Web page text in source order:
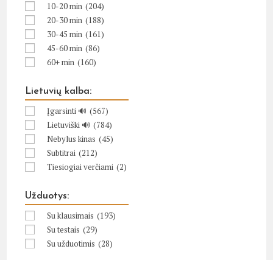
10-20 min (204)
20-30 min (188)
30-45 min (161)
45-60 min (86)
60+ min (160)
Lietuvių kalba:
Įgarsinti 🔊 (567)
Lietuviški 🔊 (784)
Nebylus kinas (45)
Subtitrai (212)
Tiesiogiai verčiami (2)
Užduotys:
Su klausimais (193)
Su testais (29)
Su užduotimis (28)